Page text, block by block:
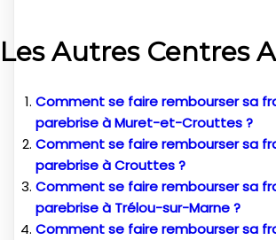
Les Autres Centres
Comment se faire rembourser sa
parebrise à Muret-et-Crouttes ?
Comment se faire rembourser sa
parebrise à Crouttes ?
Comment se faire rembourser sa
parebrise à Trélou-sur-Marne ?
Comment se faire rembourser sa